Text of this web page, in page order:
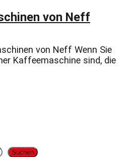
von Neff
von Neff Wenn Sie
Kaffeemaschine sind, die
Suchen